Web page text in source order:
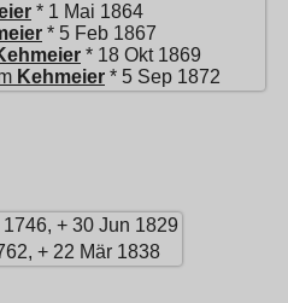
* 1 Mai 1864
* 5 Feb 1867
* 18 Okt 1869
Kehmeier * 5 Sep 1872
+ 30 Jun 1829
+ 22 Mär 1838